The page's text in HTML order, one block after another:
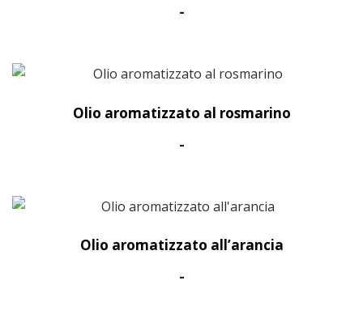
-Fascia
da
a
Olio aromatizzato al rosmarino
-Fascia
da
a
Olio aromatizzato all’arancia
-Fascia